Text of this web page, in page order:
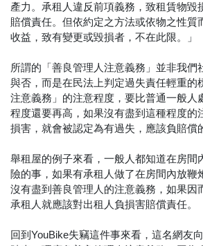
產力。承租人違反前項義務，致租賃物毀
賠償責任。但依約定之方法或依物之性質
收益，致有變更或毀損者，不在此限。」
所謂的「善良管理人注意義務」並非我們
與否，而是在民法上判定過失責任輕重的
注意義務」的注意程度，要比普通一般人
程度還要再高，如果沒有盡到這種程度的
損害，就會被認定為有過失，應該負賠償
舉租屋的例子來看，一般人都知道在房間
險的事，如果有承租人做了在房間內放鞭
沒有盡到善良管理人的注意義務，如果因
承租人就應該對出租人負損害賠償責任。
回到YouBike失竊這件事來看，這名網友